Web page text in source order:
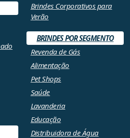
Brindes Corporativos para
Verão
BRINDES POR SEGMENTO
Revenda de Gás
Alimentação
Pet Shops
Saúde
Lavanderia
Educação
Distribuidora de Água